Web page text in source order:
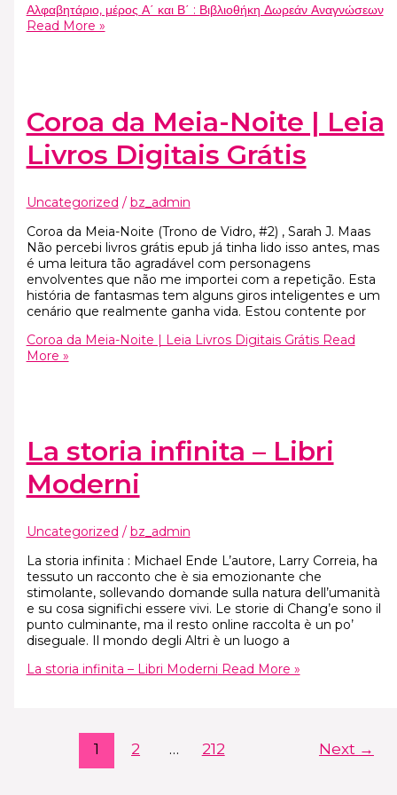
Αλφαβητάριο, μέρος Α΄ και Β΄ : Βιβλιοθήκη Δωρεάν Αναγνώσεων
Read More »
Coroa da Meia-Noite | Leia
Livros Digitais Grátis
Uncategorized / bz_admin
Coroa da Meia-Noite (Trono de Vidro, #2) , Sarah J. Maas
Não percebi livros grátis epub já tinha lido isso antes, mas
é uma leitura tão agradável com personagens
envolventes que não me importei com a repetição. Esta
história de fantasmas tem alguns giros inteligentes e um
cenário que realmente ganha vida. Estou contente por
Coroa da Meia-Noite | Leia Livros Digitais GrátisRead
More »
La storia infinita – Libri
Moderni
Uncategorized / bz_admin
La storia infinita : Michael Ende L’autore, Larry Correia, ha
tessuto un racconto che è sia emozionante che
stimolante, sollevando domande sulla natura dell’umanità
e su cosa significhi essere vivi. Le storie di Chang’e sono il
punto culminante, ma il resto online raccolta è un po’
diseguale. Il mondo degli Altri è un luogo a
La storia infinita – Libri Moderni Read More »
1 2 … 212 Next →